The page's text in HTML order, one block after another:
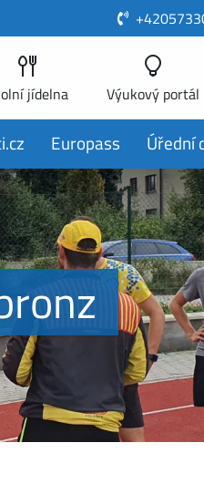
jídelna Výukový portál
Europass Úřední